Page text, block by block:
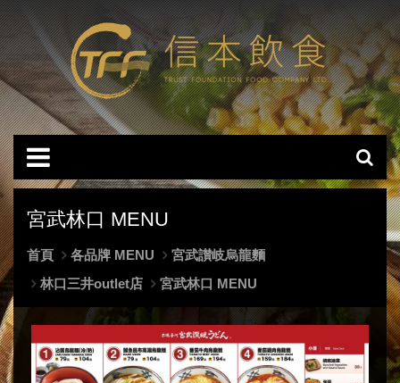
宮武林口 MENU
首頁 各品牌 MENU
宮武讃岐烏龍麵
林口三井outlet店
宮武林口 MENU